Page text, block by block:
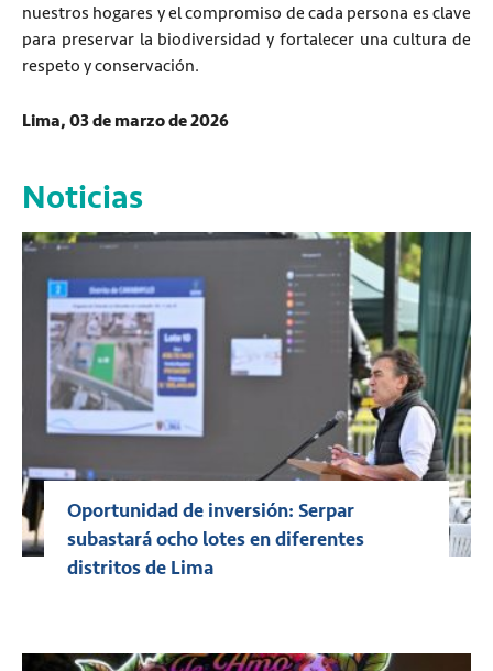
nuestros hogares y el compromiso de cada persona es clave
para preservar la biodiversidad y fortalecer una cultura de
respeto y conservación.
Lima, 03 de marzo de 2026
Noticias
Oportunidad de inversión: Serpar
subastará ocho lotes en diferentes
distritos de Lima